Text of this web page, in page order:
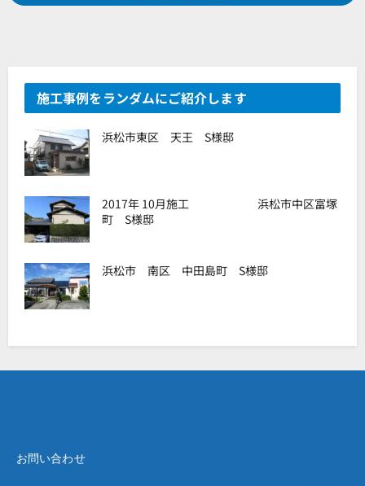
施工事例をランダムにご紹介します
浜松市東区 天王 S様邸
2017年 10月施工 浜松市中区富塚
町 S様邸
浜松市 南区 中田島町 S様邸
お問い合わせ